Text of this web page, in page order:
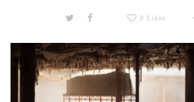
0 Likes